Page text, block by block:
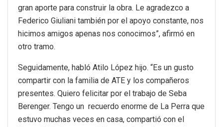
gran aporte para construir la obra. Le agradezco a
Federico Giuliani también por el apoyo constante, nos
hicimos amigos apenas nos conocimos”, afirmó en
otro tramo.
Seguidamente, habló Atilo López hijo. “Es un gusto
compartir con la familia de ATE y los compañeros
presentes. Quiero felicitar por el trabajo de Seba
Berenger. Tengo un recuerdo enorme de La Perra que
estuvo muchas veces en casa, compartió con el